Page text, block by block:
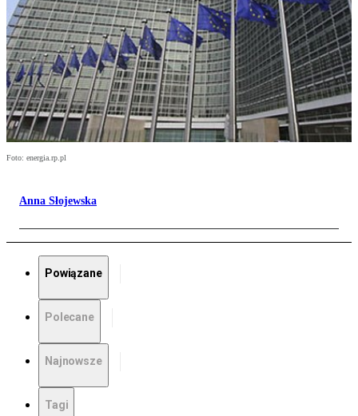
Foto: energia.rp.pl
Anna Słojewska
Powiązane
Polecane
Najnowsze
Tagi